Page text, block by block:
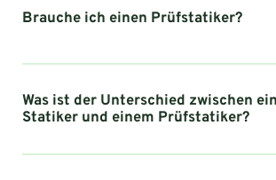
Brauche ich einen Prüfstatiker?
Was ist der Unterschied zwischen
Statiker und einem Prüfstatiker?